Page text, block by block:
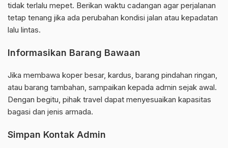
tidak terlalu mepet. Berikan waktu cadangan agar perjalanan
tetap tenang jika ada perubahan kondisi jalan atau kepadatan
lalu lintas.
Informasikan Barang Bawaan
Jika membawa koper besar, kardus, barang pindahan ringan,
atau barang tambahan, sampaikan kepada admin sejak awal.
Dengan begitu, pihak travel dapat menyesuaikan kapasitas
bagasi dan jenis armada.
Simpan Kontak Admin